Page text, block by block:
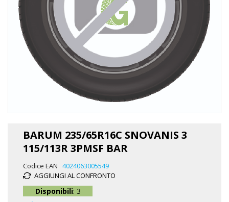
BARUM 235/65R16C SNOVANIS 3
115/113R 3PMSF BAR
Codice EAN 4024063005549
AGGIUNGI AL CONFRONTO
Disponibili: 3
galleria
immagini